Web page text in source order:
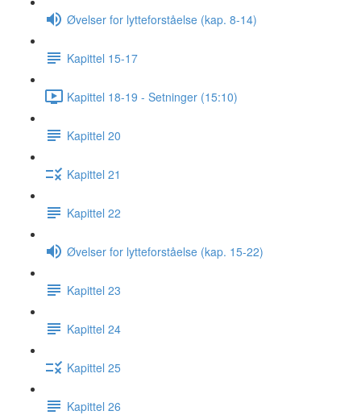
Øvelser for lytteforståelse (kap. 8-14)
Kapittel 15-17
Kapittel 18-19 - Setninger (15:10)
Kapittel 20
Kapittel 21
Kapittel 22
Øvelser for lytteforståelse (kap. 15-22)
Kapittel 23
Kapittel 24
Kapittel 25
Kapittel 26